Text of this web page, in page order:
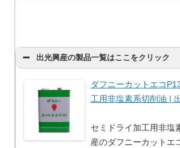
出光興産の製品一覧はここをクリック
ダフニーカットエコ
工用非塩素系切削油 |
セミドライ加工用非塩
産のダフニーカットエ